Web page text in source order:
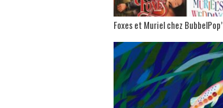
Foxes et Muriel chez BubbelPop’